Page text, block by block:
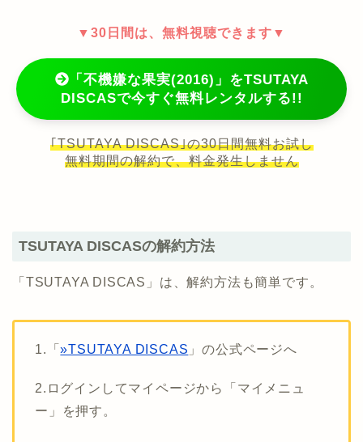
▼30日間は、無料視聴できます▼
「不機嫌な果実(2016)」をTSUTAYA
DISCASで今すぐ無料レンタルする!!
｢TSUTAYA DISCAS｣の30日間無料お試し
無料期間の解約で、料金発生しません
TSUTAYA DISCASの解約方法
「TSUTAYA DISCAS」は、解約方法も簡単です。
1.「»TSUTAYA DISCAS 」の公式ページへ
2.ログインしてマイページから「マイメニュ
ー」を押す。